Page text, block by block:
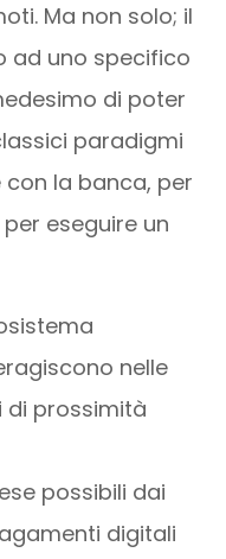
Ma non solo; il
ad uno specifico
di poter
paradigmi
con la banca, per
eseguire un
nelle
di prossimità
possibili dai
digitali